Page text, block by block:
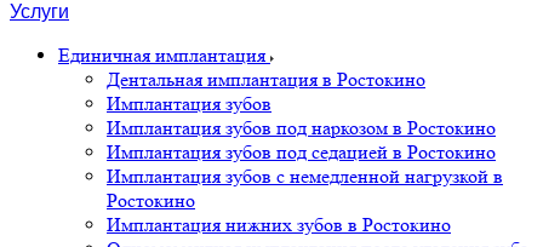
Услуги
Единичная имплантация
Дентальная имплантация в Ростокино
Имплантация зубов
Имплантация зубов под наркозом в Ростокино
Имплантация зубов под седацией в Ростокино
Имплантация зубов с немедленной нагрузкой в
Ростокино
Имплантация нижних зубов в Ростокино